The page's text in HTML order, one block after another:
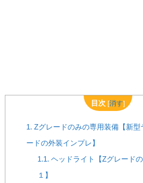
目次 [消す]
1. Zグレードのみの専用装備【新型
ードの外装インプレ】
1.1. ヘッドライト【Zグレード
１】